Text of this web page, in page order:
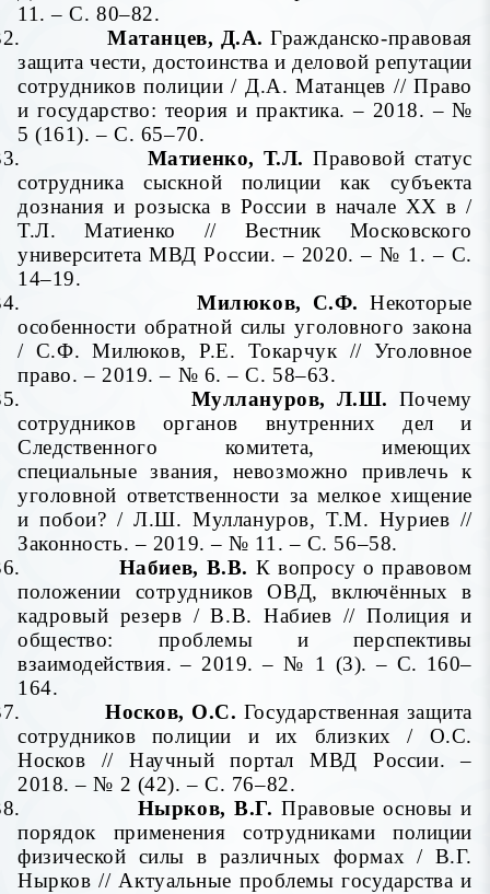
11. – С. 80–82.
Матанцев, Д.А.Гражданско-правовая
защита чести, достоинства и деловой репутации
сотрудников полиции / Д.А. Матанцев // Право
и государство: теория и практика. – 2018. – №
5 (161). – С. 65–70.
Матиенко, Т.Л. Правовой статус
сотрудника сыскной полиции как субъекта
дознания и розыска в России в начале XX в /
Т.Л. Матиенко // Вестник Московского
университета МВД России. – 2020. – № 1. – С.
14–19.
Милюков, С.Ф. Некоторые
особенности обратной силы уголовного закона
/ С.Ф. Милюков, Р.Е. Токарчук // Уголовное
право. – 2019. – № 6. – С. 58–63.
Муллануров, Л.Ш. Почему
сотрудников органов внутренних дел и
Следственного комитета, имеющих
специальные звания, невозможно привлечь к
уголовной ответственности за мелкое хищение
и побои? / Л.Ш. Муллануров, Т.М. Нуриев //
Законность. – 2019. – № 11. – С. 56–58.
Набиев, В.В. К вопросу о правовом
положении сотрудников ОВД, включённых в
кадровый резерв / В.В. Набиев // Полиция и
общество: проблемы и перспективы
взаимодействия. – 2019. – № 1 (3). – С. 160–
164.
Носков, О.С. Государственная защита
сотрудников полиции и их близких
/ О.С.
Носков // Научный портал МВД России. –
2018. – № 2 (42). – С. 76–82.
Нырков, В.Г.Правовые основы и
порядок применения сотрудниками полиции
физической силы в различных формах / В.Г.
Нырков // Актуальные проблемы государства и